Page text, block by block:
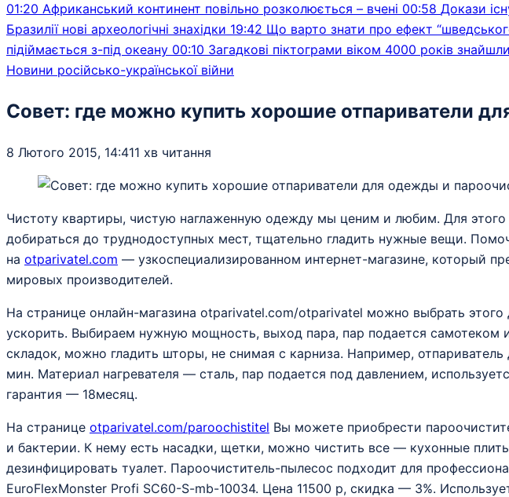
01:20 Африканський континент повільно розколюється – вчені 00:58 Докази
Бразилії нові археологічні знахідки 19:42 Що варто знати про ефект
підіймається з-під океану 00:10 Загадкові піктограми віком 4000 років
Новини російсько-української війни
Совет: где можно купить хорошие отпариватели
8 Лютого 2015, 14:411 хв читання
Чистоту квартиры, чистую наглаженную одежду мы ценим и любим. Для
добираться до труднодоступных мест, тщательно гладить нужные вещи.
на otparivatel.com — узкоспециализированном интернет-магазине, который
мировых производителей.
На странице онлайн-магазина otparivatel.com/otparivatel можно выбрать
ускорить. Выбираем нужную мощность, выход пара, пар подается самотеком
складок, можно гладить шторы, не снимая с карниза. Например,
мин. Материал нагревателя — сталь, пар подается под давлением,
гарантия — 18месяц.
На странице otparivatel.com/paroochistitel Вы можете приобрести
и бактерии. К нему есть насадки, щетки, можно чистить все — кухонные
дезинфицировать туалет. Пароочиститель-пылесос подходит для
EuroFlexMonster Profi SC60-S-mb-10034. Цена 11500 р, скидка — 3%.